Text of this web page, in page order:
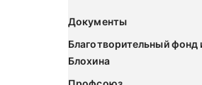
Документы
Благотворительный фонд
Блохина